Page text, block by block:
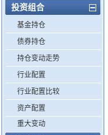
投资组合
基金持仓
债券持仓
持仓变动走势
行业配置
行业配置比较
资产配置
重大变动